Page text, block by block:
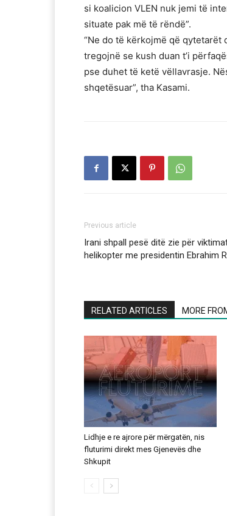
si koalicion VLEN nuk jemi të
situate pak më të rëndë”.
“Ne do të kërkojmë që
tregojnë se kush duan t’i
pse duhet të ketë vëllavrasje.
shqetësuar”, tha Kasami.
Previous article
Irani shpall pesë ditë zie për
helikopter me presidentin Ebrahim
RELATED ARTICLES MORE
Lidhje e re ajrore për mërgatën, nis
fluturimi direkt mes Gjenevës dhe
Shkupit